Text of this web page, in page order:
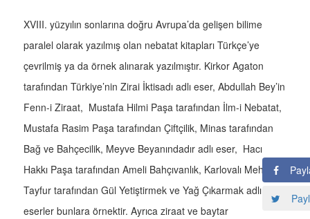
XVIII. yüzyılın sonlarına doğru Avrupa’da gelişen bilime
paralel olarak yazılmış olan nebatat kitapları Türkçe’ye
çevrilmiş ya da örnek alınarak yazılmıştır. Kirkor Agaton
tarafından Türkiye’nin Zirai İktisadı adlı eser, Abdullah Bey’in
Fenn-i Ziraat, Mustafa Hilmi Paşa tarafından İlm-i Nebatat,
Mustafa Rasim Paşa tarafından Çiftçilik, Minas tarafından
Bağ ve Bahçecilik, Meyve Beyanındadır adlı eser, Hacı
Hakkı Paşa tarafından Ameli Bahçıvanlık, Karlovalı Mehmet
Tayfur tarafından Gül Yetiştirmek ve Yağ Çıkarmak adlı
eserler bunlara örnektir. Ayrıca ziraat ve baytar